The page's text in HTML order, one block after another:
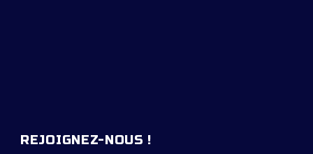
REJOIGNEZ-NOUS !